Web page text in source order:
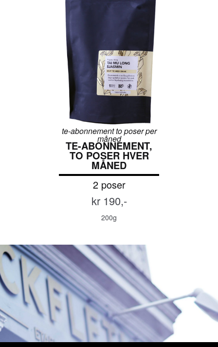
te-abonnement to poser per
måned
TE-ABONNEMENT,
TO POSER HVER
MÅNED
2 poser
kr 190,-
200g